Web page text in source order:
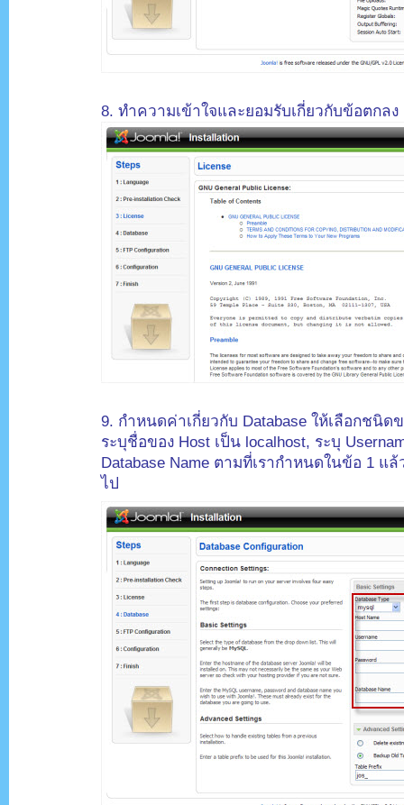
8. ทำความเข้าใจและยอมรับเกี่ยวกับข้อตกล
9. กำหนดค่าเกี่ยวกับ Database ให้เลือกชนิด
ระบุชื่อของ Host เป็น localhost, ระบุ
Database Name ตามที่เรากำหนดในข้อ 1 แ
ไป